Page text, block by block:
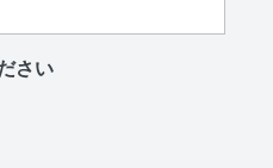
さい